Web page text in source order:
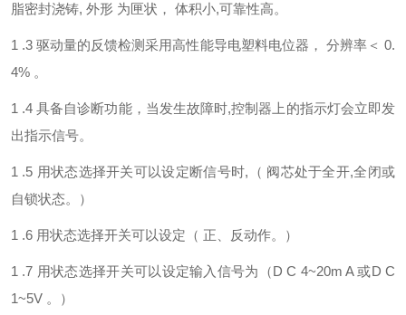
脂密封浇铸, 外形 为匣状， 体积小,可靠性高。
1 .3 驱动量的反馈检测采用高性能导电塑料电位器， 分辨率＜ 0.
4% 。
1 .4 具备自诊断功能，当发生故障时,控制器上的指示灯会立即发
出指示信号。
1 .5 用状态选择开关可以设定断信号时,（ 阀芯处于全开,全闭或
自锁状态。）
1 .6 用状态选择开关可以设定（ 正、反动作。）
1 .7 用状态选择开关可以设定输入信号为（D C 4~20m A 或D C
1~5V 。）